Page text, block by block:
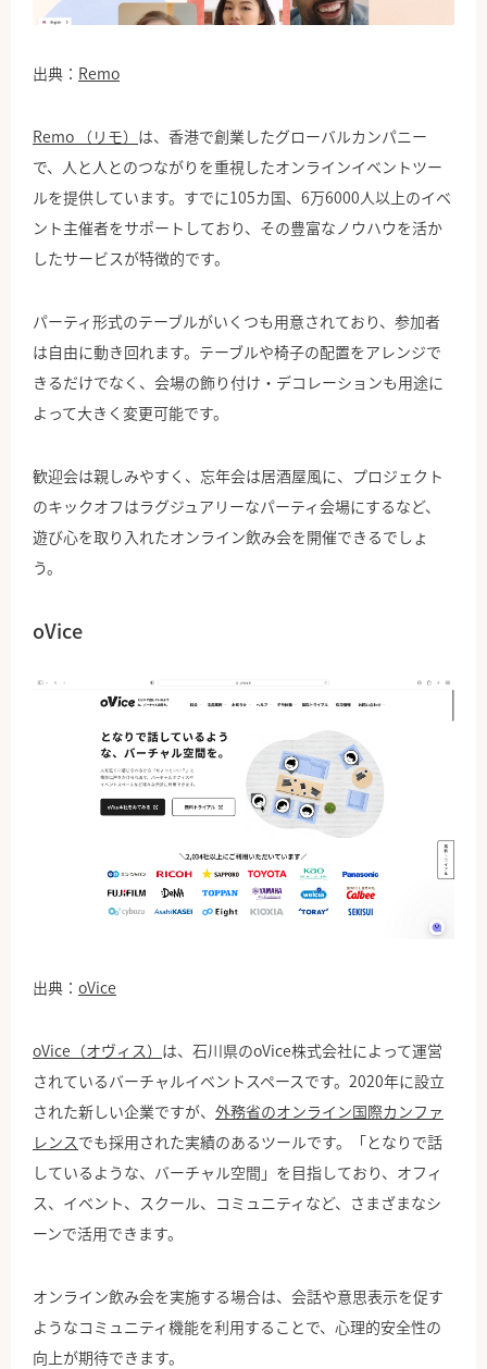
出典： Remo
Remo （リモ） は、香港で創業したグローバルカンパニー
で、人と人とのつながりを重視したオンラインイベントツー
ルを提供しています。すでに105カ国、6万6000人以上のイベ
ント主催者をサポートしており、その豊富なノウハウを活か
したサービスが特徴的です。
パーティ形式のテーブルがいくつも用意されており、参加者
は自由に動き回れます。テーブルや椅子の配置をアレンジで
きるだけでなく、会場の飾り付け・デコレーションも用途に
よって大きく変更可能です。
歓迎会は親しみやすく、忘年会は居酒屋風に、プロジェクト
のキックオフはラグジュアリーなパーティ会場にするなど、
遊び心を取り入れたオンライン飲み会を開催できるでしょ
う。
oVice
出典： oVice
oVice（オヴィス） は、石川県のoVice株式会社によって運営
されているバーチャルイベントスペースです。2020年に設立
された新しい企業ですが、 外務省のオンライン国際カンファ
レンスでも採用された実績のあるツールです。「となりで話
しているような、バーチャル空間」を目指しており、オフィ
ス、イベント、スクール、コミュニティなど、さまざまなシ
ーンで活用できます。
オンライン飲み会を実施する場合は、会話や意思表示を促す
ようなコミュニティ機能を利用することで、心理的安全性の
向上が期待できます。